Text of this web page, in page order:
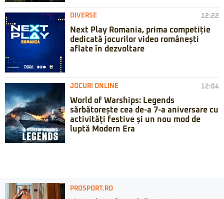
DIVERSE 12:22
Next Play Romania, prima competiție
dedicată jocurilor video românești
aflate în dezvoltare
JOCURI ONLINE 12:04
World of Warships: Legends
sărbătorește cea de-a 7-a aniversare cu
activități festive și un nou mod de
luptă Modern Era
PROSPORT.RO